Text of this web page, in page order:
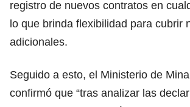
registro de nuevos contratos en
lo que brinda flexibilidad para cubrir
adicionales.
Seguido a esto, el Ministerio de
confirmó que “tras analizar las